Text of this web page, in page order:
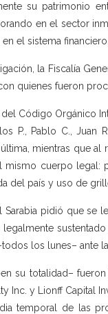
su patrimonio
en el sector
el sistema financiero.
la Fiscalía
quienes fueron
Código Orgánico
P., Pablo C., Juan
mientras que
mismo cuerpo legal:
del país y uso de
Sarabia pidió que
los lunes– ante
su totalidad–
Inc. y Lionff Capital
temporal de las